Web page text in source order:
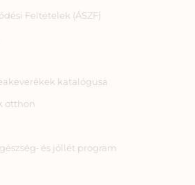
Feltételek (ÁSZF)
katalógusa
otthon
és jóllét program